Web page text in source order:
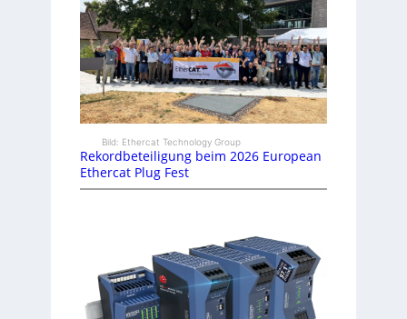
Bild: Ethercat Technology Group
Rekordbeteiligung beim 2026 European
Ethercat Plug Fest